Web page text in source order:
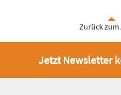
Zurück zum
Jetzt Newsletter